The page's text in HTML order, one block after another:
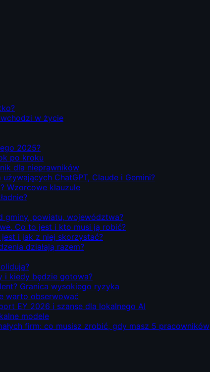
w życie
2025?
po kroku
dla nieprawników
ChatGPT, Claude i Gemini?
Wzorcowe klauzule
gminy, powiatu, województwa?
Co to jest i kto musi ją robić?
i jak z niej skorzystać?
działają razem?
i kiedy będzie gotowa?
Granica wysokiego ryzyka
warto obserwować
EY 2026 i szanse dla lokalnego AI
modele
firm: co musisz zrobić, gdy masz 5 pracowników